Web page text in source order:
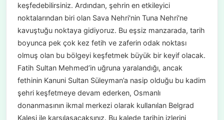
keşfedebilirsiniz. Ardından, şehrin en etkileyici
noktalarından biri olan Sava Nehri'nin Tuna Nehri'ne
kavuştuğu noktaya gidiyoruz. Bu eşsiz manzarada, tarih
boyunca pek çok kez fetih ve zaferin odak noktası
olmuş olan bu bölgeyi keşfetmek büyük bir keyif olacak.
Fatih Sultan Mehmed’in uğruna yaralandığı, ancak
fethinin Kanuni Sultan Süleyman’a nasip olduğu bu kadim
şehri keşfetmeye devam ederken, Osmanlı
donanmasının ikmal merkezi olarak kullanılan Belgrad
Kalesi ile karşılaşacaksınız. Bu kalede tarihin izlerini